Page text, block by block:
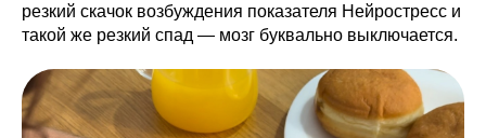
резкий скачок возбуждения показателя Нейростресс и
такой же резкий спад — мозг буквально выключается.